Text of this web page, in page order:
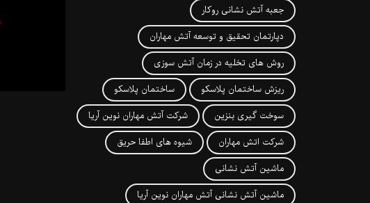
جعبه آتش نشانی روکار
دپارتمان تحقیق و توسعه آتش مهاران
روش های تخلیه در زمان آتش سوزی
ریزش ساختمان پلاسکو
ساختمان پلاسکو
سوخت گیری بنزین
شرکت آتش مهاران نوین آریا
شرکت اتش مهاران
شیوه های اطفا حریق
ماشین آتش نشانی
ماشین آتش نشانی آتش مهاران نوین آریا